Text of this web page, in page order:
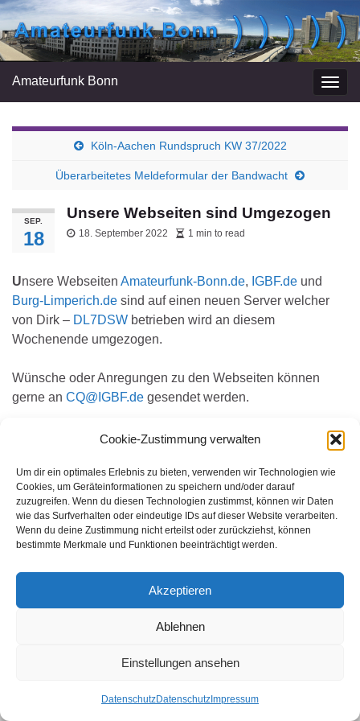
Cookie-Zustimmung verwalten
Um dir ein optimales Erlebnis zu bieten, verwenden wir Technologien wie
Cookies, um Geräteinformationen zu speichern und/oder darauf
zuzugreifen. Wenn du diesen Technologien zustimmst, können wir Daten
wie das Surfverhalten oder eindeutige IDs auf dieser Website verarbeiten.
Wenn du deine Zustimmung nicht erteilst oder zurückziehst, können
bestimmte Merkmale und Funktionen beeinträchtigt werden.
Akzeptieren
Ablehnen
Einstellungen ansehen
DatenschutzDatenschutz Impressum
Amateurfunk Bonn
Köln-Aachen Rundspruch KW 37/2022
Überarbeitetes Meldeformular der Bandwacht
SEP.
18
Unsere Webseiten sind Umgezogen
18. September 2022 1 min to read
Unsere Webseiten Amateurfunk-Bonn.de, IGBF.de und
Burg-Limperich.de sind auf einen neuen Server welcher
von Dirk – DL7DSW betrieben wird an diesem
Wochenende umgezogen.
Wünsche oder Anregungen zu den Webseiten können
gerne an CQ@IGBF.de gesendet werden.
Dirk – DL7DSW (Admin)
WER SUCHET DER FINDET
Search for: